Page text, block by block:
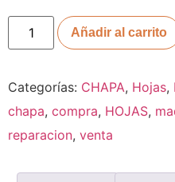
Añadir al carrito
Categorías: CHAPA, Hojas,
chapa, compra, HOJAS,
reparacion, venta